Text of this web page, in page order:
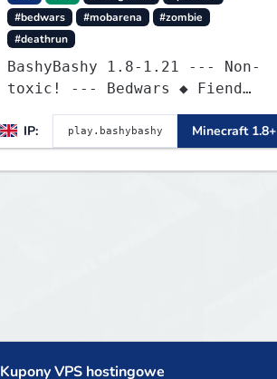
#bedwars
#mobarena
#zombie
#deathrun
BashyBashy 1.8-1.21 --- Non-
toxic! --- Bedwars ◆ Fiend
IP:
Minecraft 1.8+
Kupony VPS hostingowe